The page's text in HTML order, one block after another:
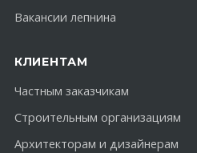
Вакансии лепнина
КЛИЕНТАМ
Частным заказчикам
Строительным организациям
Архитекторам и дизайнерам